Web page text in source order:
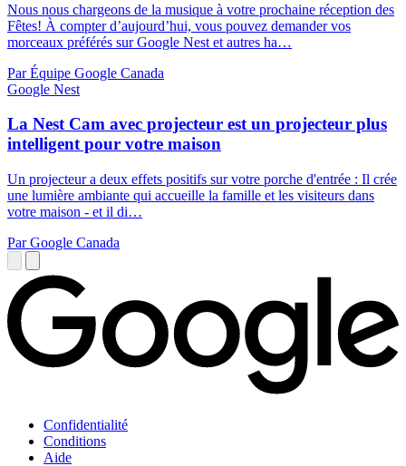
Nous nous chargeons de la musique à votre prochaine réception des
Fêtes! À compter d’aujourd’hui, vous pouvez demander vos
morceaux préférés sur Google Nest et autres ha…
Par Équipe Google Canada
Google Nest
La Nest Cam avec projecteur est un projecteur plus
intelligent pour votre maison
Un projecteur a deux effets positifs sur votre porche d'entrée : Il crée
une lumière ambiante qui accueille la famille et les visiteurs dans
votre maison - et il di…
Par Google Canada
Confidentialité
Conditions
Aide